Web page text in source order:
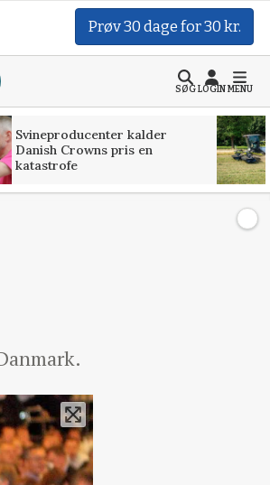
Prøv 30 dage for 30 kr.
SØGLOGINMENU
Svineproducenter kalder
Danish Crowns pris en
katastrofe